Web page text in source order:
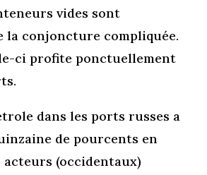
vides sont
la conjoncture compliquée.
ci profite ponctuellement
dans les ports russes a
de pourcents en
acteurs (occidentaux)